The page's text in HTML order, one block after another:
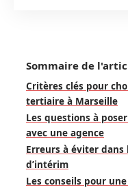
Sommaire de
Critères clés pour
tertiaire à Marseille
Les questions à
avec une agence
Erreurs à éviter
d’intérim
Les conseils pour